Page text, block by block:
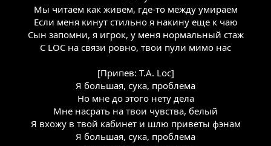
Мы читаем как живем, где-то между умираем
Если меня кинут стильно я накину еще к чаю
Сын запомни, я игрок, у меня нормальный стаж
С LOC на связи ровно, твои пули мимо нас
[Припев: T.A. Loc]
Я большая, сука, проблема
Но мне до этого нету дела
Мне насрать на твои чувства, белый
Я вхожу в твой кабинет и шлю приветы фэнам
Я большая, сука, проблема